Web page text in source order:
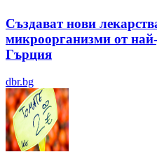
Създават нови
микроорганизми от
Гърция
dbr.bg